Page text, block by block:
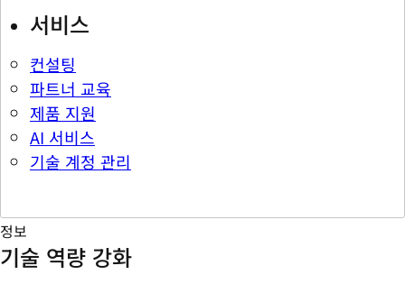
서비스
컨설팅
파트너 교육
제품 지원
AI 서비스
기술 계정 관리
정보
기술 역량 강화